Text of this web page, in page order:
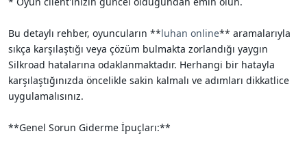
Bu detaylı rehber, oyuncuların **luhan online** aramalarıyla
sıkça karşılaştığı veya çözüm bulmakta zorlandığı yaygın
Silkroad hatalarına odaklanmaktadır. Herhangi bir hatayla
karşılaştığınızda öncelikle sakin kalmalı ve adımları dikkatlice
uygulamalısınız.
**Genel Sorun Giderme İpuçları:**